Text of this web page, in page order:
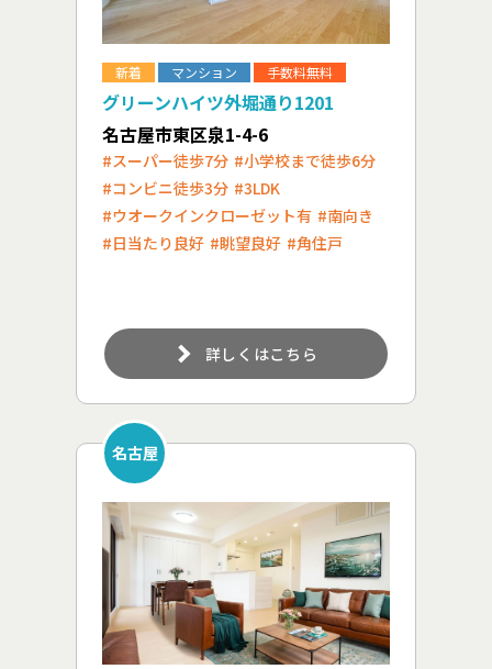
新着 マンション 手数料無料
グリーンハイツ外堀通り1201
名古屋市東区泉1-4-6
#スーパー徒歩7分 #小学校まで徒歩6分
#コンビニ徒歩3分 #3LDK
#ウオークインクローゼット有 #南向き
#日当たり良好 #眺望良好 #角住戸
詳しくはこちら
名古屋